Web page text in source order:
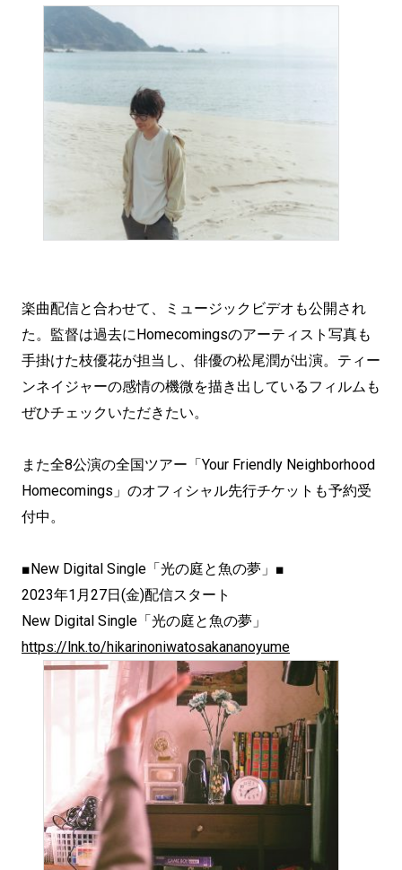
楽曲配信と合わせて、ミュージックビデオも公開され
た。監督は過去にHomecomingsのアーティスト写真も
手掛けた枝優花が担当し、俳優の松尾潤が出演。ティー
ンネイジャーの感情の機微を描き出しているフィルムも
ぜひチェックいただきたい。
また全8公演の全国ツアー「Your Friendly Neighborhood
Homecomings」のオフィシャル先行チケットも予約受
付中。
■New Digital Single「光の庭と魚の夢」■
2023年1月27日(金)配信スタート
New Digital Single「光の庭と魚の夢」
https://lnk.to/hikarinoniwatosakananoyume